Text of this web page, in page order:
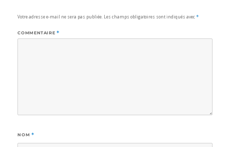
Votre adresse e-mail ne sera pas publiée. Les champs obligatoires sont indiqués avec*
COMMENTAIRE *
NOM *